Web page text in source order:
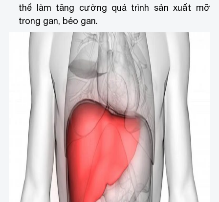
thể làm tăng cường quá trình sản xuất mỡ
trong gan, béo gan.